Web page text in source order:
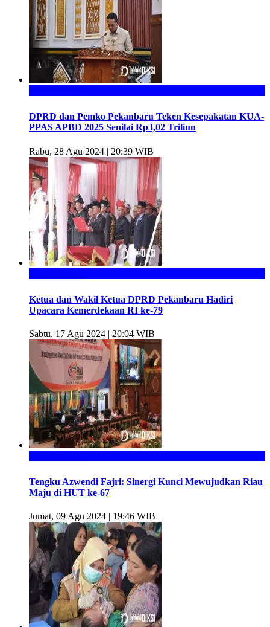
DPRD dan Pemko Pekanbaru Teken Kesepakatan KUA-
PPAS APBD 2025 Senilai Rp3,02 Triliun
Rabu, 28 Agu 2024 | 20:39 WIB
Ketua dan Wakil Ketua DPRD Pekanbaru Hadiri
Upacara Kemerdekaan RI ke-79
Sabtu, 17 Agu 2024 | 20:04 WIB
Tengku Azwendi Fajri: Sinergi Kunci Mewujudkan Riau
Maju di HUT ke-67
Jumat, 09 Agu 2024 | 19:46 WIB